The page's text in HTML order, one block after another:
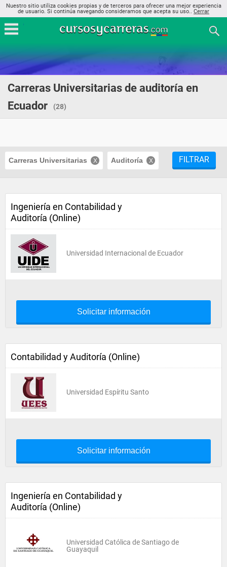
Nuestro sitio utiliza cookies propias y de terceros para ofrecer una mejor experiencia
de usuario. Si continúa navegando consideramos que acepta su uso.. Cerrar
Carreras Universitarias de auditoría en
Ecuador
(28)
Carreras Universitarias Auditoría FILTRAR
Ingeniería en Contabilidad y
Auditoría (Online)
Universidad Internacional de Ecuador
Solicitar información
Contabilidad y Auditoría (Online)
Universidad Espíritu Santo
Solicitar información
Ingeniería en Contabilidad y
Auditoría (Online)
Universidad Católica de Santiago de
Guayaquil